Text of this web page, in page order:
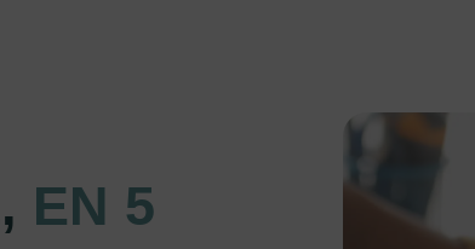
EN 5